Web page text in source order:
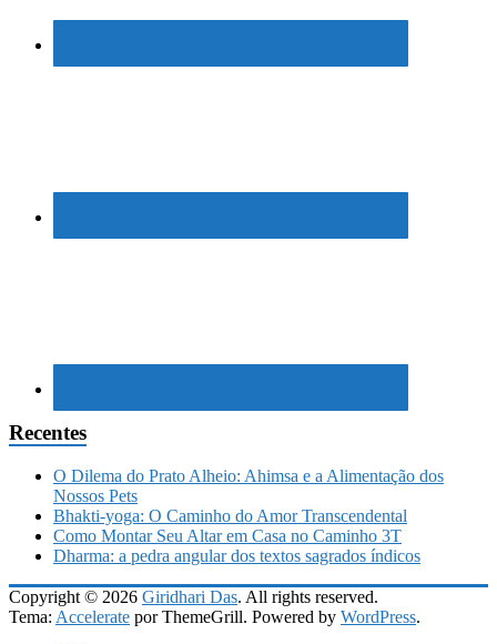
Recentes
O Dilema do Prato Alheio: Ahimsa e a Alimentação dos
Nossos Pets
Bhakti-yoga: O Caminho do Amor Transcendental
Como Montar Seu Altar em Casa no Caminho 3T
Dharma: a pedra angular dos textos sagrados índicos
Copyright © 2026 Giridhari Das. All rights reserved.
Tema: Accelerate por ThemeGrill. Powered by WordPress.